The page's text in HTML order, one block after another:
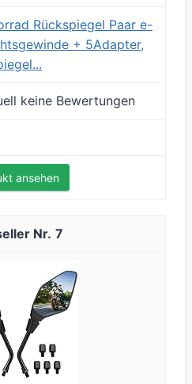
Rückspiegel Paar e-
+ 5Adapter,
keine Bewertungen
ansehen
7